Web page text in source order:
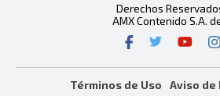
Derechos
AMX Contenido S.A. de
Términos de Uso Aviso de